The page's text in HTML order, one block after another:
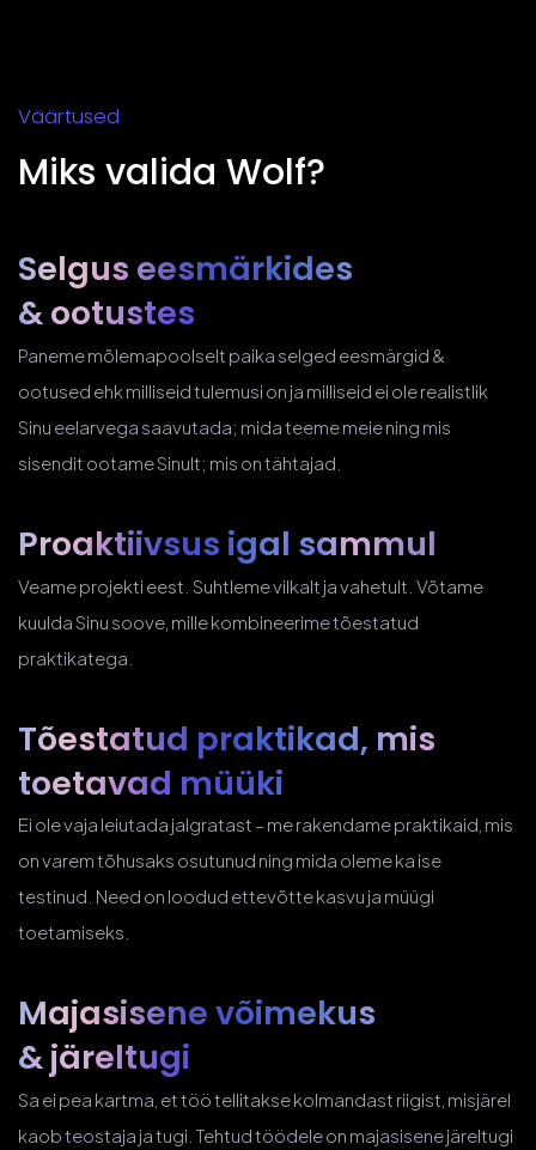
Väärtused
Miks valida Wolf?
Selgus eesmärkides
& ootustes
Paneme mõlemapoolselt paika selged eesmärgid &
ootused ehk milliseid tulemusi on ja milliseid ei ole realistlik
Sinu eelarvega saavutada; mida teeme meie ning mis
sisendit ootame Sinult; mis on tähtajad.
Proaktiivsus igal sammul
Veame projekti eest. Suhtleme vilkalt ja vahetult. Võtame
kuulda Sinu soove, mille kombineerime tõestatud
praktikatega.
Tõestatud praktikad, mis
toetavad müüki
Ei ole vaja leiutada jalgratast – me rakendame praktikaid, mis
on varem tõhusaks osutunud ning mida oleme ka ise
testinud. Need on loodud ettevõtte kasvu ja müügi
toetamiseks.
Majasisene võimekus
& järeltugi
Sa ei pea kartma, et töö tellitakse kolmandast riigist, misjärel
kaob teostaja ja tugi. Tehtud töödele on majasisene järeltugi